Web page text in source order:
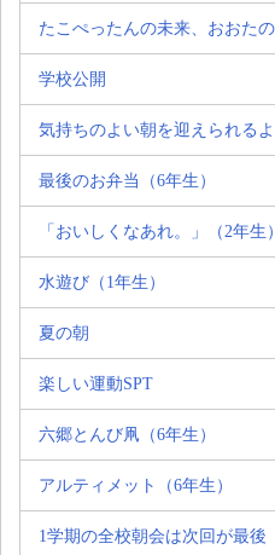
たこぺったんの未来、おおたの
学校公開
気持ちのよい朝を迎えられる
最後のお弁当（6年生）
「おいしくなあれ。」（2年生
水遊び（1年生）
夏の朝
楽しい運動SPT
六郷とんび凧（6年生）
アルティメット（6年生）
1学期の全校朝会は次回が最後